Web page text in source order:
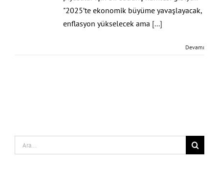
"2025’te ekonomik büyüme yavaşlayacak,
enflasyon yükselecek ama [...]
Devamı
Search
for: